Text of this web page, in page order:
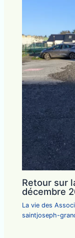
Retour sur
décembre
La vie des
saintjoseph-